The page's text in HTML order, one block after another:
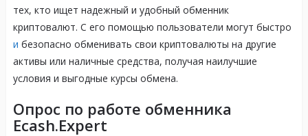
тех, кто ищет надежный и удобный обменник
криптовалют. С его помощью пользователи могут быстро
и безопасно обменивать свои криптовалюты на другие
активы или наличные средства, получая наилучшие
условия и выгодные курсы обмена.
Опрос по работе обменника
Ecash.Expert